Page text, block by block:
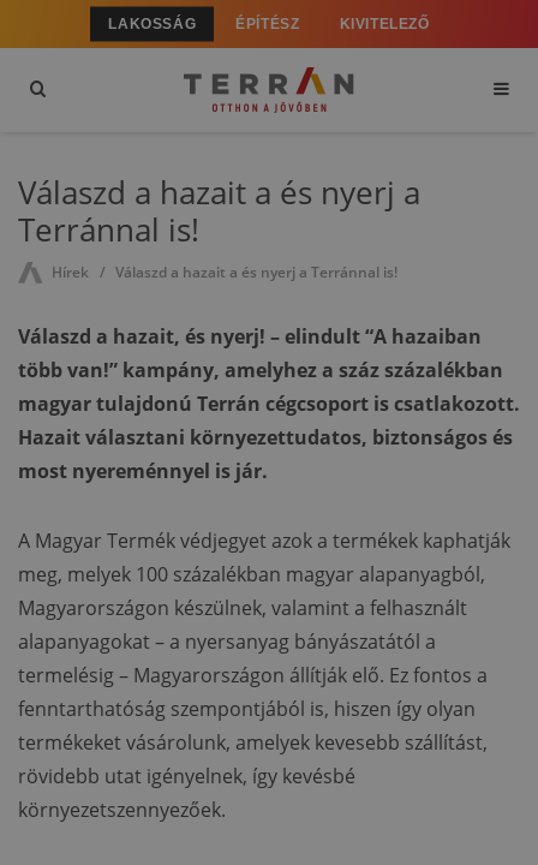
LAKOSSÁG ÉPÍTÉSZ KIVITELEZŐ
Válaszd a hazait a és nyerj a
Terránnal is!
Hírek Válaszd a hazait a és nyerj a Terránnal is!
Válaszd a hazait, és nyerj! – elindult “A hazaiban
több van!” kampány, amelyhez a száz százalékban
magyar tulajdonú Terrán cégcsoport is csatlakozott.
Hazait választani környezettudatos, biztonságos és
most nyereménnyel is jár.
A Magyar Termék védjegyet azok a termékek kaphatják
meg, melyek 100 százalékban magyar alapanyagból,
Magyarországon készülnek, valamint a felhasznált
alapanyagokat – a nyersanyag bányászatától a
termelésig – Magyarországon állítják elő. Ez fontos a
fenntarthatóság szempontjából is, hiszen így olyan
termékeket vásárolunk, amelyek kevesebb szállítást,
rövidebb utat igényelnek, így kevésbé
környezetszennyezőek.